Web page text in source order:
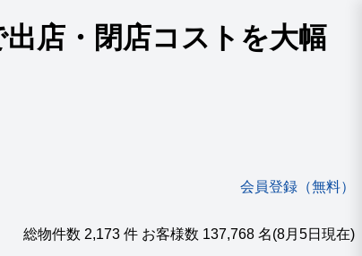
店・閉店コストを大幅
会員登録（無料）
総物件数 2,173 件 お客様数 137,768 名(8月5日現在)